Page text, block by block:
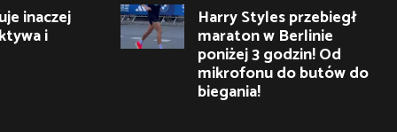
inaczej
i
Harry Styles przebiegł
maraton w Berlinie
poniżej 3 godzin! Od
mikrofonu do butów do
biegania!